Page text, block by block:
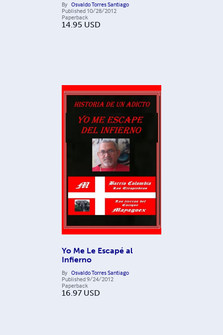
By Osvaldo Torres Santiago
Published 10/28/2012
Paperback
14.95 USD
Yo Me Le Escapé al
Infierno
By Osvaldo Torres Santiago
Published9/24/2012
Paperback
16.97 USD